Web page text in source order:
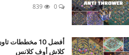
0
839
كلاش أوف كلانس